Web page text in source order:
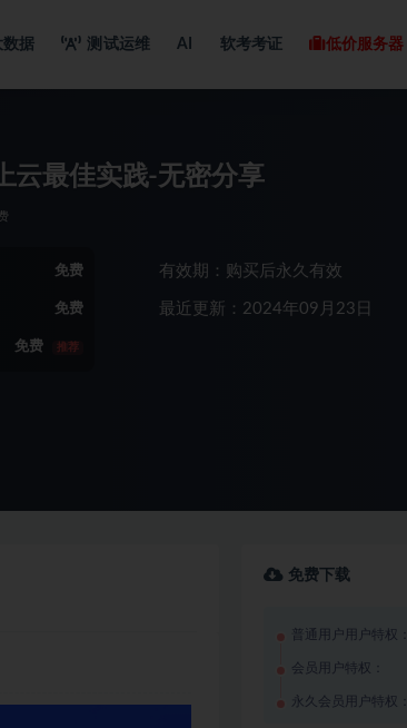
据 测试运维 AI 软考考证 低价服务器
云最佳实践-无密分享
免费
免费
免费 推荐
有效期：购买后永久有效
最近更新：2024年09月23日
免费下载
普通用户用户特权：
会员用户特权：
永久会员用户特权：